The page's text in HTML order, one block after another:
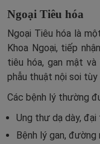
Ngoại Tiêu hóa
Ngoại Tiêu hóa là
Khoa Ngoại, tiếp
tiêu hóa, gan mật
phẫu thuật nội soi
Các bệnh lý thường
Ung thư dạ dày,
Bệnh lý gan,